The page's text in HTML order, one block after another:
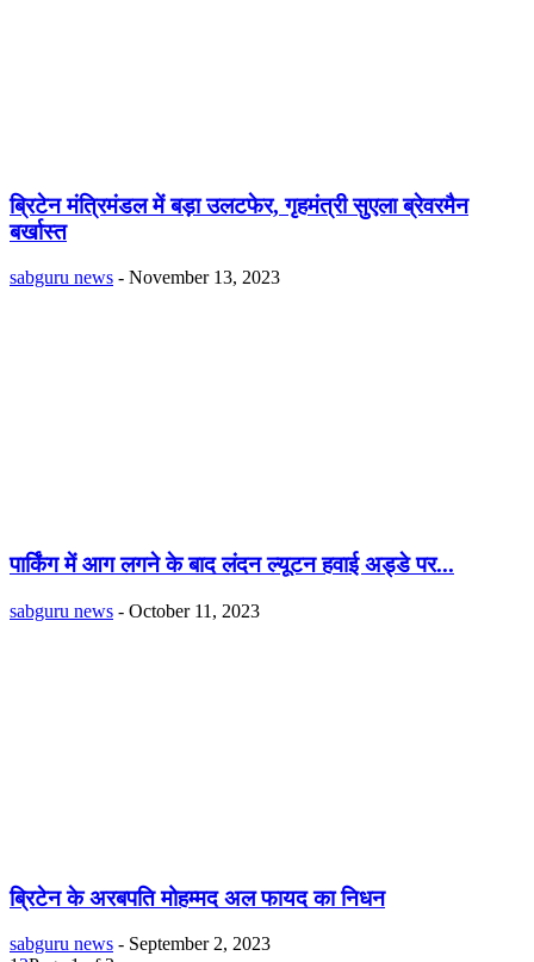
ब्रिटेन मंत्रिमंडल में बड़ा उलटफेर, गृहमंत्री सुएला ब्रेवरमैन
बर्खास्त
sabguru news - November 13, 2023
पार्किंग में आग लगने के बाद लंदन ल्यूटन हवाई अड्डे पर...
sabguru news - October 11, 2023
ब्रिटेन के अरबपति मोहम्मद अल फायद का निधन
sabguru news - September 2, 2023